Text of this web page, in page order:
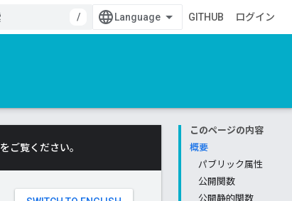
/
GITHUB ログイン
このページの内容
概要
パブリック属性
公開関数
公開静的関数
をご覧ください。